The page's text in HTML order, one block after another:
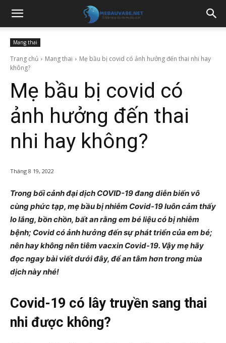
Mang thai
Trang chủ Mang thai
Mẹ bầu bị covid có ảnh hưởng đến thai nhi hay
không?
Mẹ bầu bị covid có
ảnh hưởng đến thai
nhi hay không?
Tháng 8 19, 2022
Trong bối cảnh đại dịch COVID-19 đang diễn biến vô
cùng phức tạp, mẹ bầu bị nhiễm Covid-19 luôn cảm thấy
lo lắng, bồn chồn, bất an rằng em bé liệu có bị nhiễm
bệnh; Covid có ảnh hưởng đến sự phát triển của em bé;
nên hay không nên tiêm vacxin Covid-19. Vậy mẹ hãy
đọc ngay bài viết dưới đây, để an tâm hơn trong mùa
dịch này nhé!
Covid-19 có lây truyền sang thai
nhi được không?